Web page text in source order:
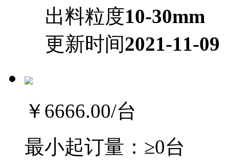
出料粒度10-30mm
更新时间2021-11-09
￥6666.00/台
最小起订量： ≥0台